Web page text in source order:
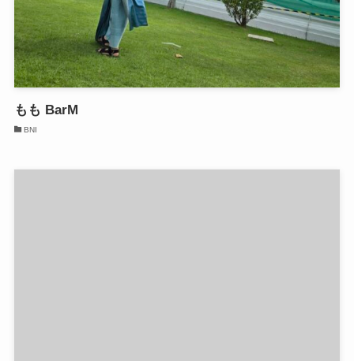
もも BarM
BNI